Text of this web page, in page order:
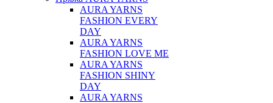
AURA YARNS
FASHION EVERY
DAY
AURA YARNS
FASHION LOVE ME
AURA YARNS
FASHION SHINY
DAY
AURA YARNS